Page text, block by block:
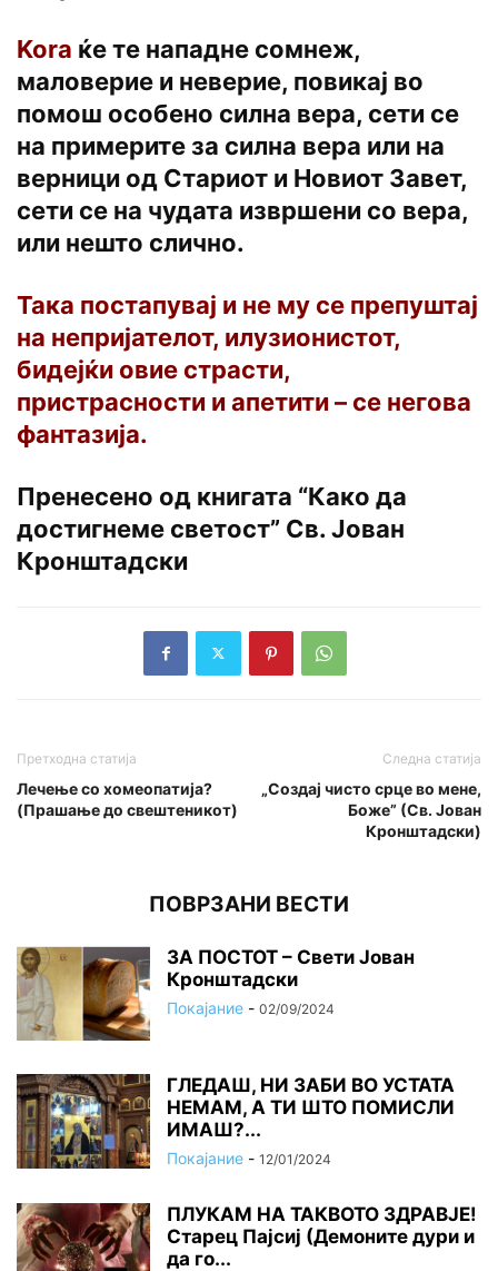
Kora ќе те нападне сомнеж,
маловерие и неверие, повикај во
помош особено силна вера, сети се
на примерите за силна вера или на
верници од Стариот и Новиот Завет,
сети се на чудата извршени co вера,
или нешто слично.
Така постапувај и не му се препуштај
на непријателот, илузионистот,
бидејќи овие страсти,
пристрасности и апетити – се негова
фантазија.
Пренесено од книгата “Како да
достигнеме светост” Св. Јован
Кронштадски
Претходна статија
Лечење со хомеопатија?
(Прашање до свештеникот)
Следна статија
„Создај чисто срце во мене,
Боже” (Св. Јован
Кронштадски)
ПОВРЗАНИ ВЕСТИ
ЗА ПОСТОТ – Свети Јован
Кронштадски
Покајание - 02/09/2024
ГЛЕДАШ, НИ ЗАБИ ВО УСТАТА
НЕМАМ, А ТИ ШТО ПОМИСЛИ
ИМАШ?...
Покајание - 12/01/2024
ПЛУКАМ НА ТАКВОТО ЗДРАВЈЕ!
Старец Пајсиј (Демоните дури и
да го...